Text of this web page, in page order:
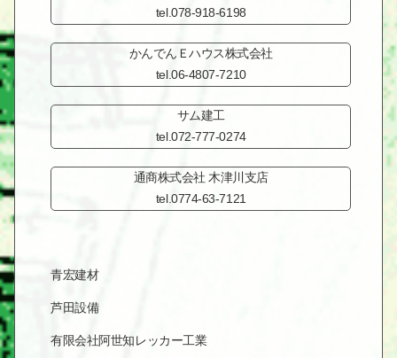
tel.078-918-6198
かんでんＥハウス株式会社
tel.06-4807-7210
サム建工
tel.072-777-0274
通商株式会社 木津川支店
tel.0774-63-7121
青宏建材
芦田設備
有限会社阿世知レッカー工業